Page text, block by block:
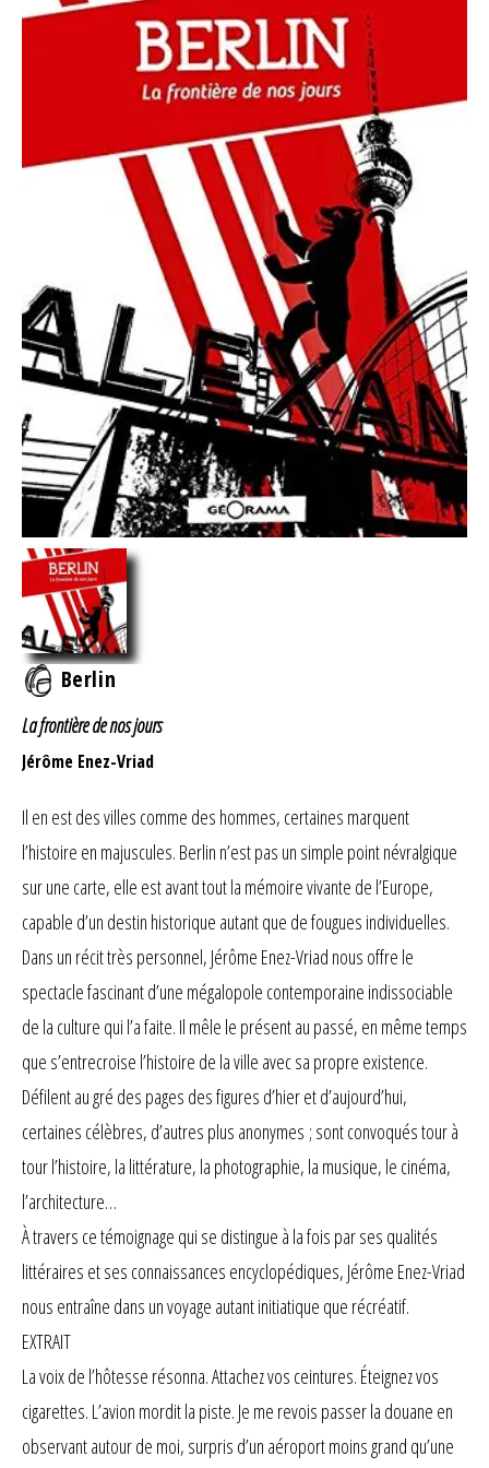
Berlin
La frontière de nos jours
Jérôme Enez-Vriad
Il en est des villes comme des hommes, certaines marquent
l’histoire en majuscules. Berlin n’est pas un simple point névralgique
sur une carte, elle est avant tout la mémoire vivante de l’Europe,
capable d’un destin historique autant que de fougues individuelles.
Dans un récit très personnel, Jérôme Enez-Vriad nous offre le
spectacle fascinant d’une mégalopole contemporaine indissociable
de la culture qui l’a faite. Il mêle le présent au passé, en même temps
que s’entrecroise l’histoire de la ville avec sa propre existence.
Défilent au gré des pages des figures d’hier et d’aujourd’hui,
certaines célèbres, d’autres plus anonymes ; sont convoqués tour à
tour l’histoire, la littérature, la photographie, la musique, le cinéma,
l’architecture…
À travers ce témoignage qui se distingue à la fois par ses qualités
littéraires et ses connaissances encyclopédiques, Jérôme Enez-Vriad
nous entraîne dans un voyage autant initiatique que récréatif.
EXTRAIT
La voix de l’hôtesse résonna. Attachez vos ceintures. Éteignez vos
cigarettes. L’avion mordit la piste. Je me revois passer la douane en
observant autour de moi, surpris d’un aéroport moins grand qu’une